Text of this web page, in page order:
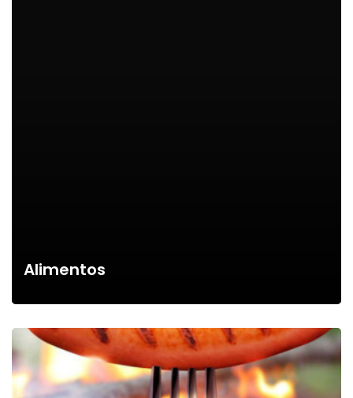
Alimentos